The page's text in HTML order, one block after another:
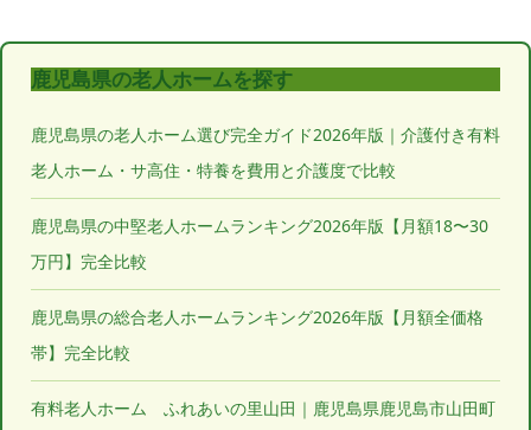
鹿児島県の老人ホームを探す
鹿児島県の老人ホーム選び完全ガイド2026年版｜介護付き有料
老人ホーム・サ高住・特養を費用と介護度で比較
鹿児島県の中堅老人ホームランキング2026年版【月額18〜30
万円】完全比較
鹿児島県の総合老人ホームランキング2026年版【月額全価格
帯】完全比較
有料老人ホーム ふれあいの里山田｜鹿児島県鹿児島市山田町